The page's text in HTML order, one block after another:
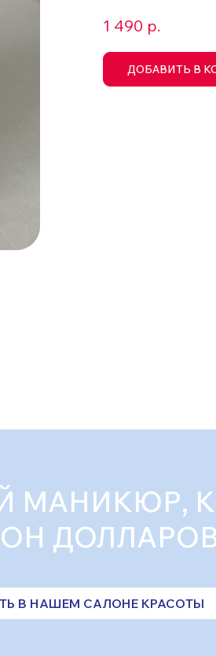
1 490 р.
ДОБАВИТЬ В
МАНИКЮР,
В НАШЕМ САЛОНЕ КРАСОТЫ